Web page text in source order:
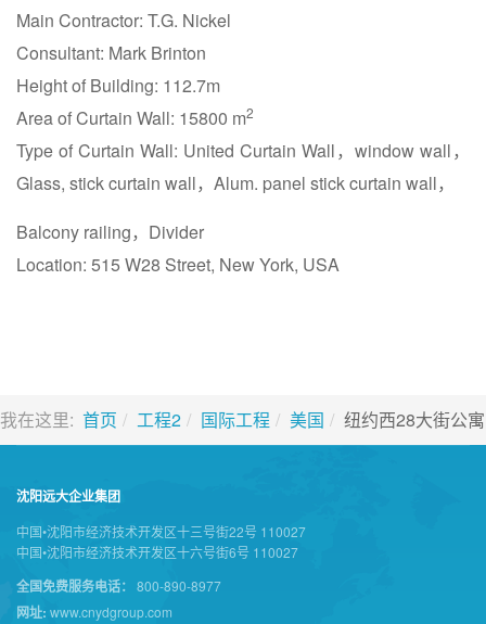
Main Contractor: T.G. Nickel
Consultant: Mark Brinton
Height of Building: 112.7m
Area of Curtain Wall: 15800 m2
Type of Curtain Wall: United Curtain Wall，window wall，
Glass, stick curtain wall，Alum. panel stick curtain wall，
Balcony railing，Divider
Location: 515 W28 Street, New York, USA
我在这里: 首页 工程2 国际工程 美国 纽约西28大街公寓
沈阳远大企业集团
中国•沈阳市经济技术开发区十三号街22号 110027
中国•沈阳市经济技术开发区十六号街6号 110027
全国免费服务电话： 800-890-8977
网址: www.cnydgroup.com